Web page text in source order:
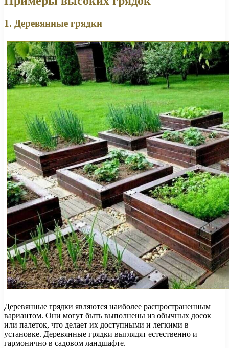
1. Деревянные грядки
Деревянные грядки являются наиболее распространенным
вариантом. Они могут быть выполнены из обычных досок
или палеток, что делает их доступными и легкими в
установке. Деревянные грядки выглядят естественно и
гармонично в садовом ландшафте.